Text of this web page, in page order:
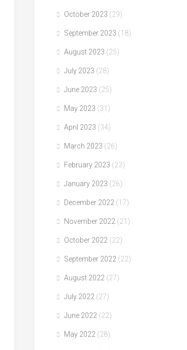
October 2023 (29)
September 2023 (18)
August 2023 (25)
July 2023 (28)
June 2023 (25)
May 2023 (31)
April 2023 (34)
March 2023 (26)
February 2023 (23)
January 2023 (26)
December 2022 (17)
November 2022 (21)
October 2022 (22)
September 2022 (22)
August 2022 (27)
July 2022 (27)
June 2022 (22)
May 2022 (28)